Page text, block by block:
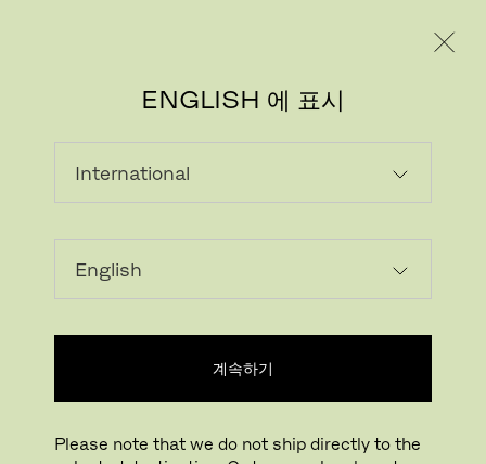
ENGLISH 에 표시
계속하기
Please note that we do not ship directly to the
클릭하여 확대하기 드래그하여 회전하기